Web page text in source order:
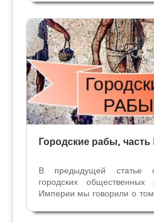
обнаруженные до XX
сделанными во время
работы на полях.
Верона
Музеи
Городские рабы, часть
В предыдущей статье
городских
Империи мы говорили о
заняты на